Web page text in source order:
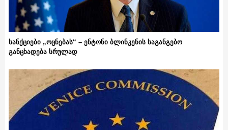
სანქციები „ოცნებას“ – ენტონი ბლინკენის საგანგებო
განცხადება სრულად